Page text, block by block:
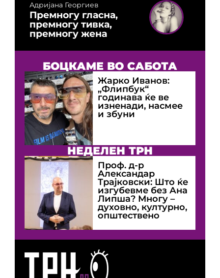
Адријана Георгиев
Премногу гласна,
премногу тивка,
премногу жена
БОЦКАМЕ ВО САБОТА
Жарко Иванов:
„Флипбук“
годинава ќе ве
изненади, насмее
и збуни
НЕДЕЛЕН ТРН
Проф. д-р
Александар
Трајковски: Што ќе
изгубевме без Ана
Липша? Многу –
духовно, културно,
општествено